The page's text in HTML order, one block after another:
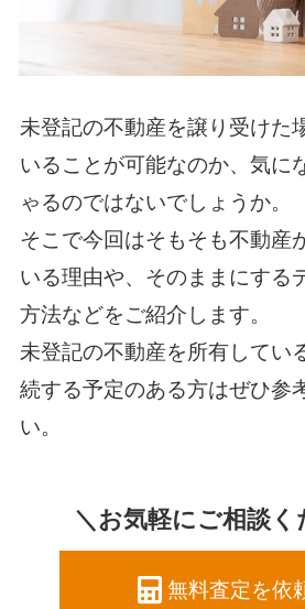
未登記の不動産を譲り受けた
いることが可能なのか、気に
ゃるのではないでしょうか。
そこで今回はそもそも不動産
いる理由や、そのままにする
方法などをご紹介します。
未登記の不動産を所有してい
続する予定のある方はぜひ参
い。
＼お気軽にご相談く
無料査定を依